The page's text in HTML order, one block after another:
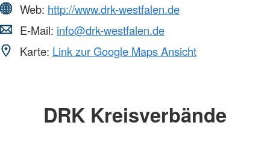
Web: http://www.drk-westfalen.de
E-Mail: info@drk-westfalen.de
Karte: Link zur Google Maps Ansicht
DRK Kreisverbände